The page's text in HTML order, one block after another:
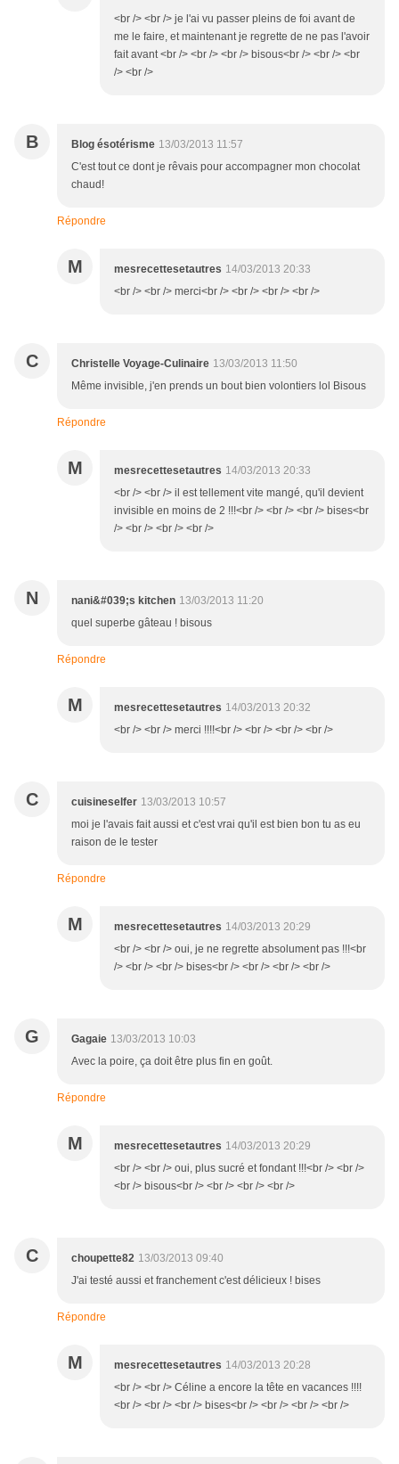
<br /> <br /> je l'ai vu passer pleins de foi avant de
me le faire, et maintenant je regrette de ne pas l'avoir
fait avant <br /> <br /> <br /> bisous<br /> <br /> <br
/> <br />
B Blog ésotérisme 13/03/2013 11:57
C'est tout ce dont je rêvais pour accompagner mon chocolat
chaud!
Répondre
M mesrecettesetautres 14/03/2013 20:33
<br /> <br /> merci<br /> <br /> <br /> <br />
C Christelle Voyage-Culinaire 13/03/2013 11:50
Même invisible, j'en prends un bout bien volontiers lol Bisous
Répondre
M mesrecettesetautres 14/03/2013 20:33
<br /> <br /> il est tellement vite mangé, qu'il devient
invisible en moins de 2 !!!<br /> <br /> <br /> bises<br
/> <br /> <br /> <br />
N nani&#039;s kitchen 13/03/2013 11:20
quel superbe gâteau ! bisous
Répondre
M mesrecettesetautres 14/03/2013 20:32
<br /> <br /> merci !!!!<br /> <br /> <br /> <br />
C cuisineselfer 13/03/2013 10:57
moi je l'avais fait aussi et c'est vrai qu'il est bien bon tu as eu
raison de le tester
Répondre
M mesrecettesetautres 14/03/2013 20:29
<br /> <br /> oui, je ne regrette absolument pas !!!<br
/> <br /> <br /> bises<br /> <br /> <br /> <br />
G Gagaie 13/03/2013 10:03
Avec la poire, ça doit être plus fin en goût.
Répondre
M mesrecettesetautres 14/03/2013 20:29
<br /> <br /> oui, plus sucré et fondant !!!<br /> <br />
<br /> bisous<br /> <br /> <br /> <br />
C choupette82 13/03/2013 09:40
J'ai testé aussi et franchement c'est délicieux ! bises
Répondre
M mesrecettesetautres 14/03/2013 20:28
<br /> <br /> Céline a encore la tête en vacances !!!!
<br /> <br /> <br /> bises<br /> <br /> <br /> <br />